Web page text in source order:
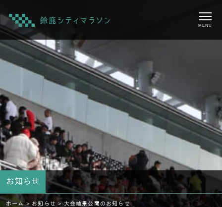
MENU
お知らせ
ホーム > お知らせ >大会結果公開のお知らせ